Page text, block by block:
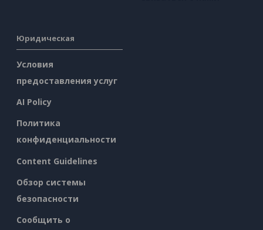
Юридическая
Условия
предоставления услуг
AI Policy
Политика
конфиденциальности
Content Guidelines
Обзор системы
безопасности
Сообщить о